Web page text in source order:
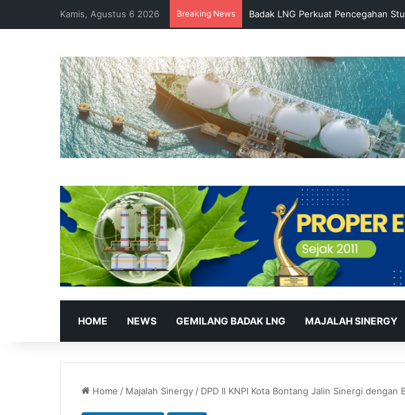
Kamis, Agustus 6 2026 Breaking News Badak LNG Perkuat Pencegahan
HOME NEWS GEMILANG BADAK LNG MAJALAH SINERGY
Home / Majalah Sinergy/ DPD II KNPI Kota Bontang Jalin Sinergi dengan